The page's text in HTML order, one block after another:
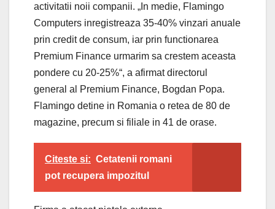
activitatii noii companii. „In medie, Flamingo
Computers inregistreaza 35-40% vinzari anuale
prin credit de consum, iar prin functionarea
Premium Finance urmarim sa crestem aceasta
pondere cu 20-25%“, a afirmat directorul
general al Premium Finance, Bogdan Popa.
Flamingo detine in Romania o retea de 80 de
magazine, precum si filiale in 41 de orase.
Citeste si: Cetatenii romani
pot recupera impozitul